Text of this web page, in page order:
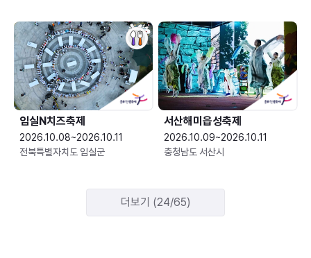
임실N치즈축제
2026.10.08~2026.10.11
전북특별자치도 임실군
서산해미읍성축제
2026.10.09~2026.10.11
충청남도 서산시
더보기 (24/65)